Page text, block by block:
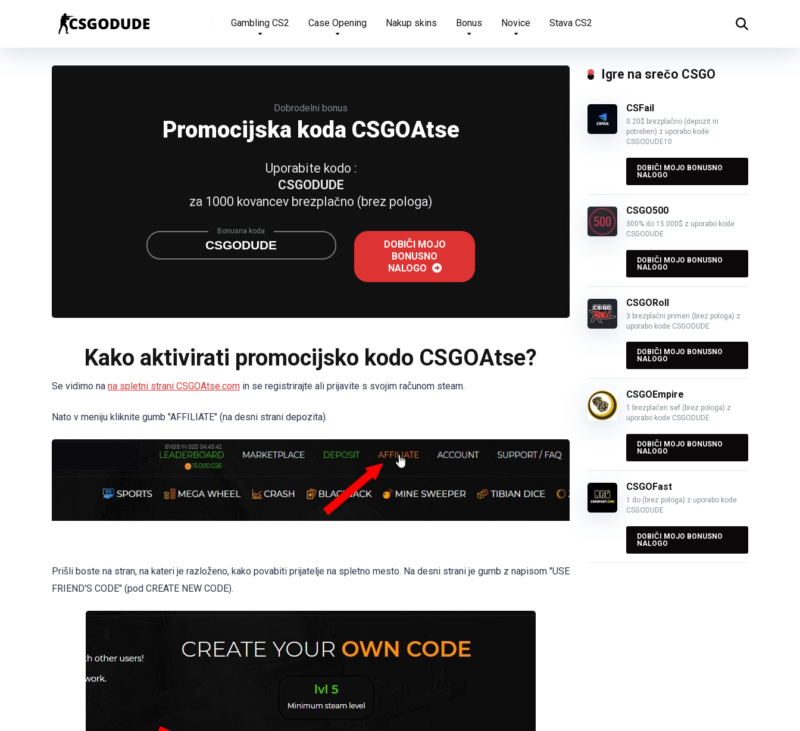
Gambling CS2 Case Opening Nakup skins Bonus Novice Stava CS2
Dobrodelni bonus
Promocijska koda CSGOAtse
Uporabite kodo :
CSGODUDE
za 1000 kovancev brezplačno (brez pologa)
Bonusna koda
CSGODUDE
DOBIČI MOJO
BONUSNO
NALOGO
Kako aktivirati promocijsko kodo CSGOAtse?
Se vidimo na na spletni strani CSGOAtse.com in se registrirajte ali prijavite s svojim računom steam.
Nato v meniju kliknite gumb "AFFILIATE" (na desni strani depozita).
Prišli boste na stran, na kateri je razloženo, kako povabiti prijatelje na spletno mesto. Na desni strani je gumb z napisom "USE
FRIEND'S CODE" (pod CREATE NEW CODE).
Igre na srečo CSGO
CSFail
0.20$ brezplačno (depozit ni
potreben) z uporabo kode
CSGODUDE10
DOBIČI MOJO BONUSNO
NALOGO
CSGO500
300% do 15 000$ z uporabo kode
CSGODUDE
DOBIČI MOJO BONUSNO
NALOGO
CSGORoll
3 brezplačni primeri (brez pologa) z
uporabo kode CSGODUDE
DOBIČI MOJO BONUSNO
NALOGO
CSGOEmpire
1 brezplačen sef (brez pologa) z
uporabo kode CSGODUDE
DOBIČI MOJO BONUSNO
NALOGO
CSGOFast
1 do (brez pologa) z uporabo kode
CSGODUDE
DOBIČI MOJO BONUSNO
NALOGO